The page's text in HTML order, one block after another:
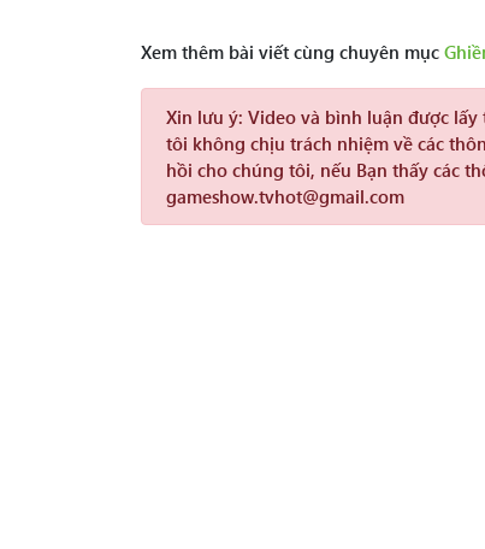
Xem thêm bài viết cùng chuyên mục
Xin lưu ý: Video và bình luận được
tôi không chịu trách nhiệm về các
hồi cho chúng tôi, nếu Bạn thấy các
gameshow.tvhot@gmail.com